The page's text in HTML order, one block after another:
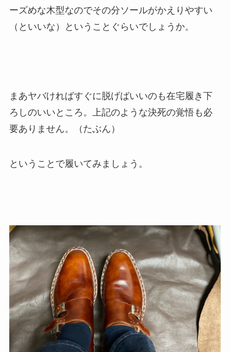
ーズめな木型なのでその分ソールがかえりやすい
（といいな）ということぐらいでしょうか。
まあヤバければすぐに脱げばいいのも在宅履き下
ろしのいいところ。上記のような決死の覚悟も必
要ありません。（たぶん）
ということで履いてみましょう。